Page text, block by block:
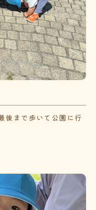
後まで歩いて公園に行